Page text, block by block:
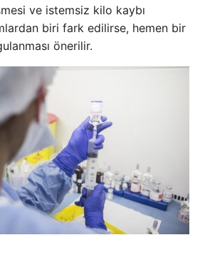
ve istemsiz kilo kaybı
biri fark edilirse, hemen bir
önerilir.